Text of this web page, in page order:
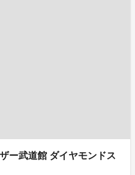
ー武道館 ダイヤモンドス